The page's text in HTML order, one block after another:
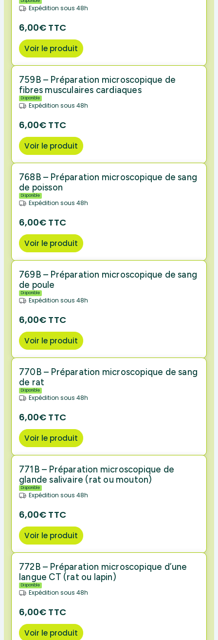
Expédition sous 48h
6,00€ TTC
Voir le produit
759B – Préparation microscopique de
fibres musculaires cardiaques
Disponible
Expédition sous 48h
6,00€ TTC
Voir le produit
768B – Préparation microscopique de sang
de poisson
Disponible
Expédition sous 48h
6,00€ TTC
Voir le produit
769B – Préparation microscopique de sang
de poule
Disponible
Expédition sous 48h
6,00€ TTC
Voir le produit
770B – Préparation microscopique de sang
de rat
Disponible
Expédition sous 48h
6,00€ TTC
Voir le produit
771B – Préparation microscopique de
glande salivaire (rat ou mouton)
Disponible
Expédition sous 48h
6,00€ TTC
Voir le produit
772B – Préparation microscopique d’une
langue CT (rat ou lapin)
Disponible
Expédition sous 48h
6,00€ TTC
Voir le produit